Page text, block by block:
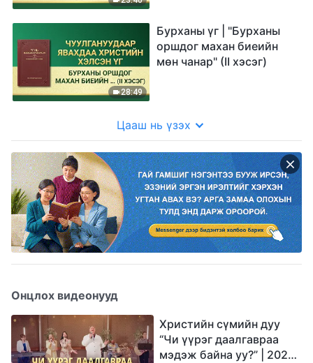
28:49
Бурханы үг | "Бурханы
оршдог махан биеийн
мөн чанар" (II хэсэг)
Цааш нь үзэх
Онцлох видеонууд
Христийн сүмийн дуу
“Чи үүрэг даалгавраа
мэдэж байна уу?” | 2026